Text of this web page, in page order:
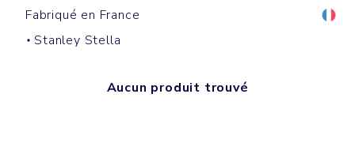
Fabriqué en France
Stanley Stella
Aucun produit trouvé